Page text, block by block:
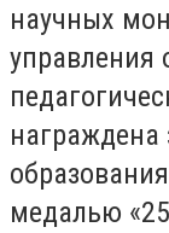
научных
управления
награждена
медалью